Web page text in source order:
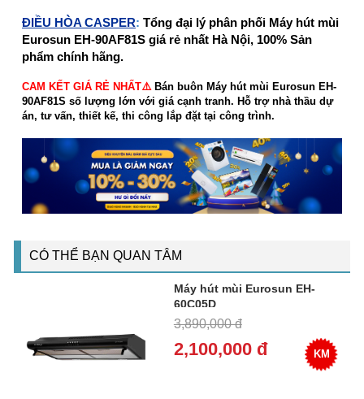
ĐIỀU HÒA CASPER: Tổng đại lý phân phối Máy hút mùi
Eurosun EH-90AF81S giá rẻ nhất Hà Nội, 100% Sản
phẩm chính hãng.
CAM KẾT GIÁ RẺ NHẤT⚠️Bán buôn Máy hút mùi Eurosun EH-
90AF81S số lượng lớn với giá cạnh tranh. Hỗ trợ nhà thầu dự
án, tư vấn, thiết kế, thi công lắp đặt tại công trình.
CÓ THỂ BẠN QUAN TÂM
Máy hút mùi Eurosun EH-
60C05D
3,890,000 đ
2,100,000 đ KM